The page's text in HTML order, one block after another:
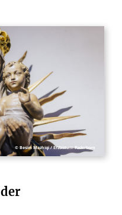
© Besim Mazhiqi / Erzbistum Paderborn
der